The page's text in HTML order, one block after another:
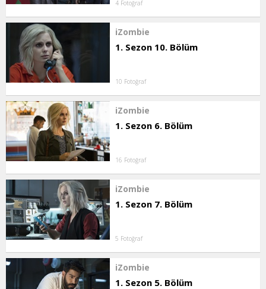
4 Fotoğraf
iZombie
1. Sezon 10. Bölüm
10 Fotoğraf
iZombie
1. Sezon 6. Bölüm
16 Fotoğraf
iZombie
1. Sezon 7. Bölüm
5 Fotoğraf
iZombie
1. Sezon 5. Bölüm